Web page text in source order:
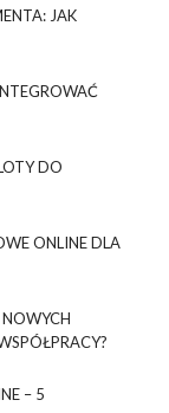
JAK
DO
ONLINE DLA
– 5